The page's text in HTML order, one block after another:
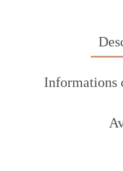
Informations